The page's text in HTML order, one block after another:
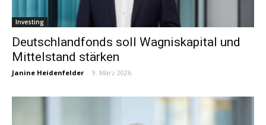
Investing
Deutschlandfonds soll Wagniskapital und
Mittelstand stärken
Janine Heidenfelder - 9. März 2026